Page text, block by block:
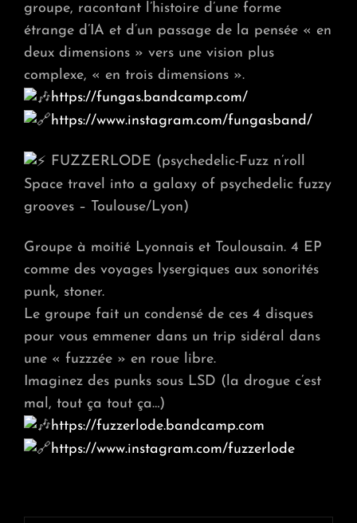
groupe, racontant l’histoire d’une forme
étrange d’IA et d’un passage de la pensée « en
deux dimensions » vers une vision plus
complexe, « en trois dimensions ».
https://fungas.bandcamp.com/
https://www.instagram.com/fungasband/
FUZZERLODE (psychedelic-Fuzz n’roll
Space travel into a galaxy of psychedelic fuzzy
grooves – Toulouse/Lyon)
Groupe à moitié Lyonnais et Toulousain. 4 EP
comme des voyages lysergiques aux sonorités
punk, stoner.
Le groupe fait un condensé de ces 4 disques
pour vous emmener dans un trip sidéral dans
une « fuzzzée » en roue libre.
Imaginez des punks sous LSD (la drogue c’est
mal, tout ça tout ça…)
https://fuzzerlode.bandcamp.com
https://www.instagram.com/fuzzerlode